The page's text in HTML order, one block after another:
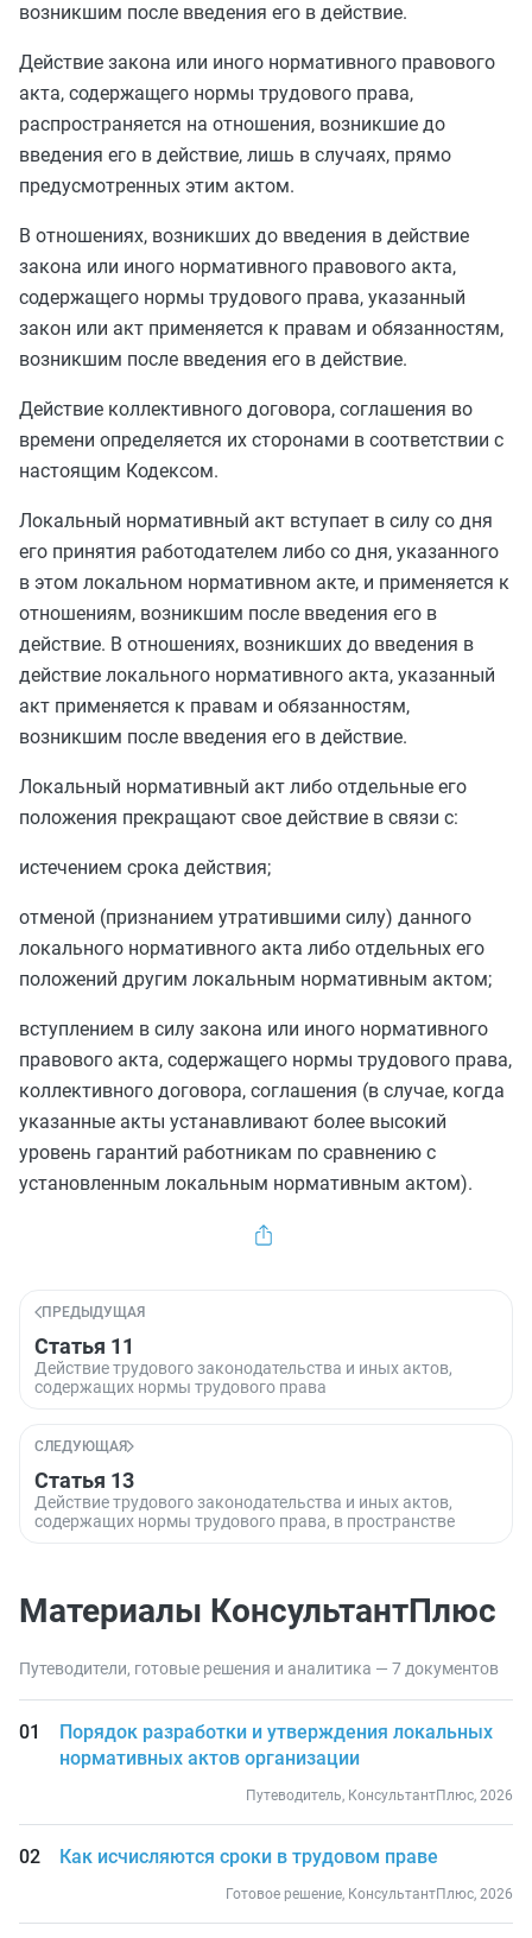
возникшим после введения его в действие.
Действие закона или иного нормативного правового
акта, содержащего нормы трудового права,
распространяется на отношения, возникшие до
введения его в действие, лишь в случаях, прямо
предусмотренных этим актом.
В отношениях, возникших до введения в действие
закона или иного нормативного правового акта,
содержащего нормы трудового права, указанный
закон или акт применяется к правам и обязанностям,
возникшим после введения его в действие.
Действие коллективного договора, соглашения во
времени определяется их сторонами в соответствии с
настоящим Кодексом.
Локальный нормативный акт вступает в силу со дня
его принятия работодателем либо со дня, указанного
в этом локальном нормативном акте, и применяется к
отношениям, возникшим после введения его в
действие. В отношениях, возникших до введения в
действие локального нормативного акта, указанный
акт применяется к правам и обязанностям,
возникшим после введения его в действие.
Локальный нормативный акт либо отдельные его
положения прекращают свое действие в связи с:
истечением срока действия;
отменой (признанием утратившими силу) данного
локального нормативного акта либо отдельных его
положений другим локальным нормативным актом;
вступлением в силу закона или иного нормативного
правового акта, содержащего нормы трудового права,
коллективного договора, соглашения (в случае, когда
указанные акты устанавливают более высокий
уровень гарантий работникам по сравнению с
установленным локальным нормативным актом).
ПРЕДЫДУЩАЯ
Статья 11
Действие трудового законодательства и иных актов,
содержащих нормы трудового права
СЛЕДУЮЩАЯ
Статья 13
Действие трудового законодательства и иных актов,
содержащих нормы трудового права, в пространстве
Материалы КонсультантПлюс
Путеводители, готовые решения и аналитика — 7 документов
Порядок разработки и утверждения локальных
нормативных актов организации
Путеводитель, КонсультантПлюс, 2026
Как исчисляются сроки в трудовом праве
Готовое решение, КонсультантПлюс, 2026